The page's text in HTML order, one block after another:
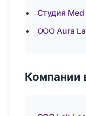
Студия
ООО Aura
Компании